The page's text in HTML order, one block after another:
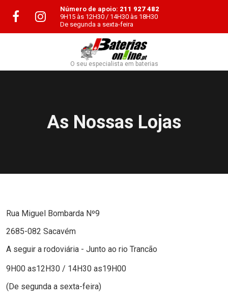
Número de apoio: 211 927 482
9H15 às 12H30 / 14H30 às 18H30
De segunda a sexta-feira
O seu especialista em baterias
As Nossas Lojas
Rua Miguel Bombarda Nº9
2685-082 Sacavém
A seguir a rodoviária - Junto ao rio Trancão
9H00 as12H30 / 14H30 as19H00
(De segunda a sexta-feira)